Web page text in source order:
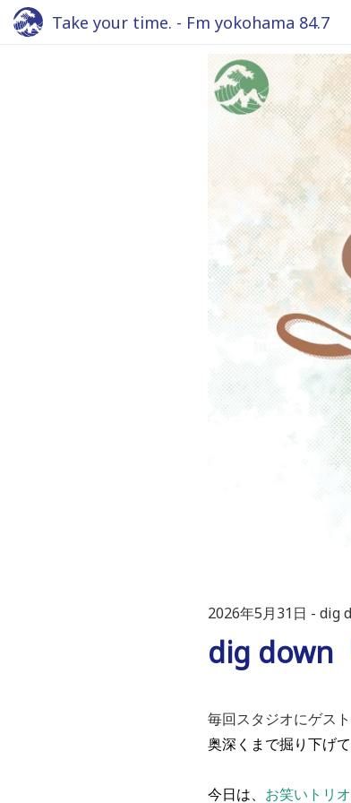
Take your time. - Fm yokohama 84.7
2026年5月31日 dig
dig down
毎回スタジオにゲス
奥深くまで掘り下げ
今日は、 お笑いトリ